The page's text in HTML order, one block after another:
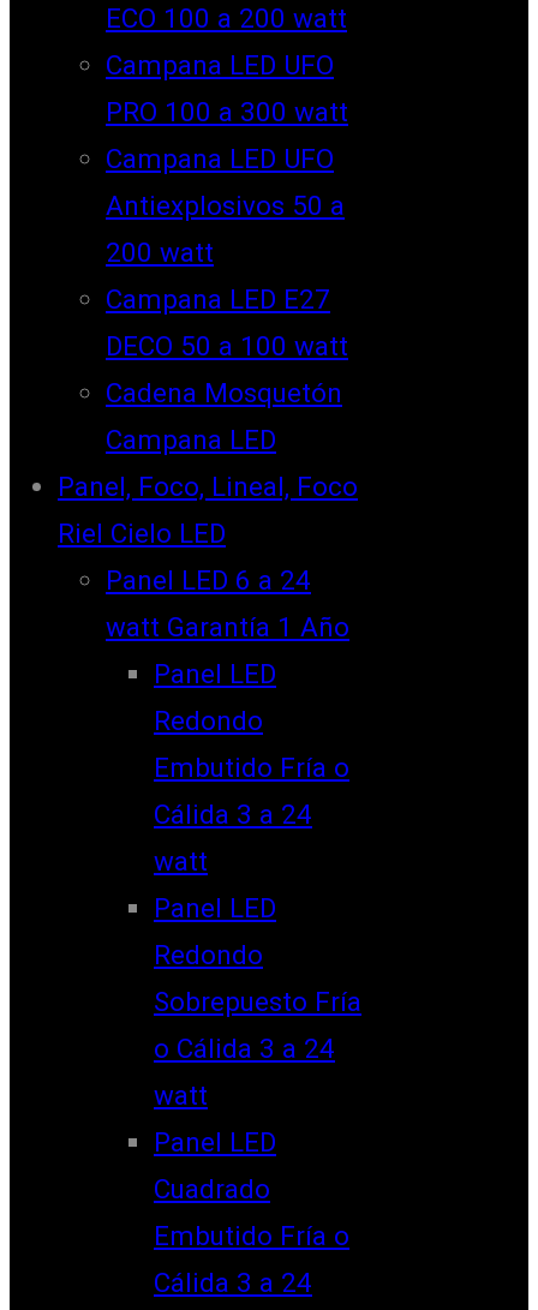
ECO 100 a 200 watt
Campana LED UFO
PRO 100 a 300 watt
Campana LED UFO
Antiexplosivos 50 a
200 watt
Campana LED E27
DECO 50 a 100 watt
Cadena Mosquetón
Campana LED
Panel, Foco, Lineal, Foco
Riel Cielo LED
Panel LED 6 a 24
watt Garantía 1 Año
Panel LED
Redondo
Embutido Fría o
Cálida 3 a 24
watt
Panel LED
Redondo
Sobrepuesto Fría
o Cálida 3 a 24
watt
Panel LED
Cuadrado
Embutido Fría o
Cálida 3 a 24